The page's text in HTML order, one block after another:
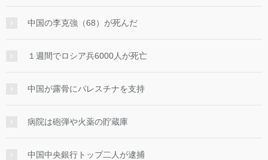
中国の李克強（68）が死んだ
１週間でロシア兵6000人が死亡
中国が露骨にパレスチナを支持
病院は砲弾や火薬の貯蔵庫
中国中央銀行トップ二人が逮捕